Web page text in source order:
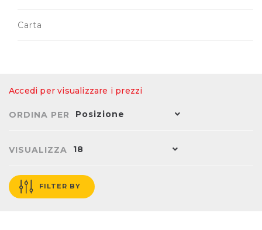
Carta
Accedi per visualizzare i prezzi
ORDINA PER Posizione
VISUALIZZA 18
FILTER BY